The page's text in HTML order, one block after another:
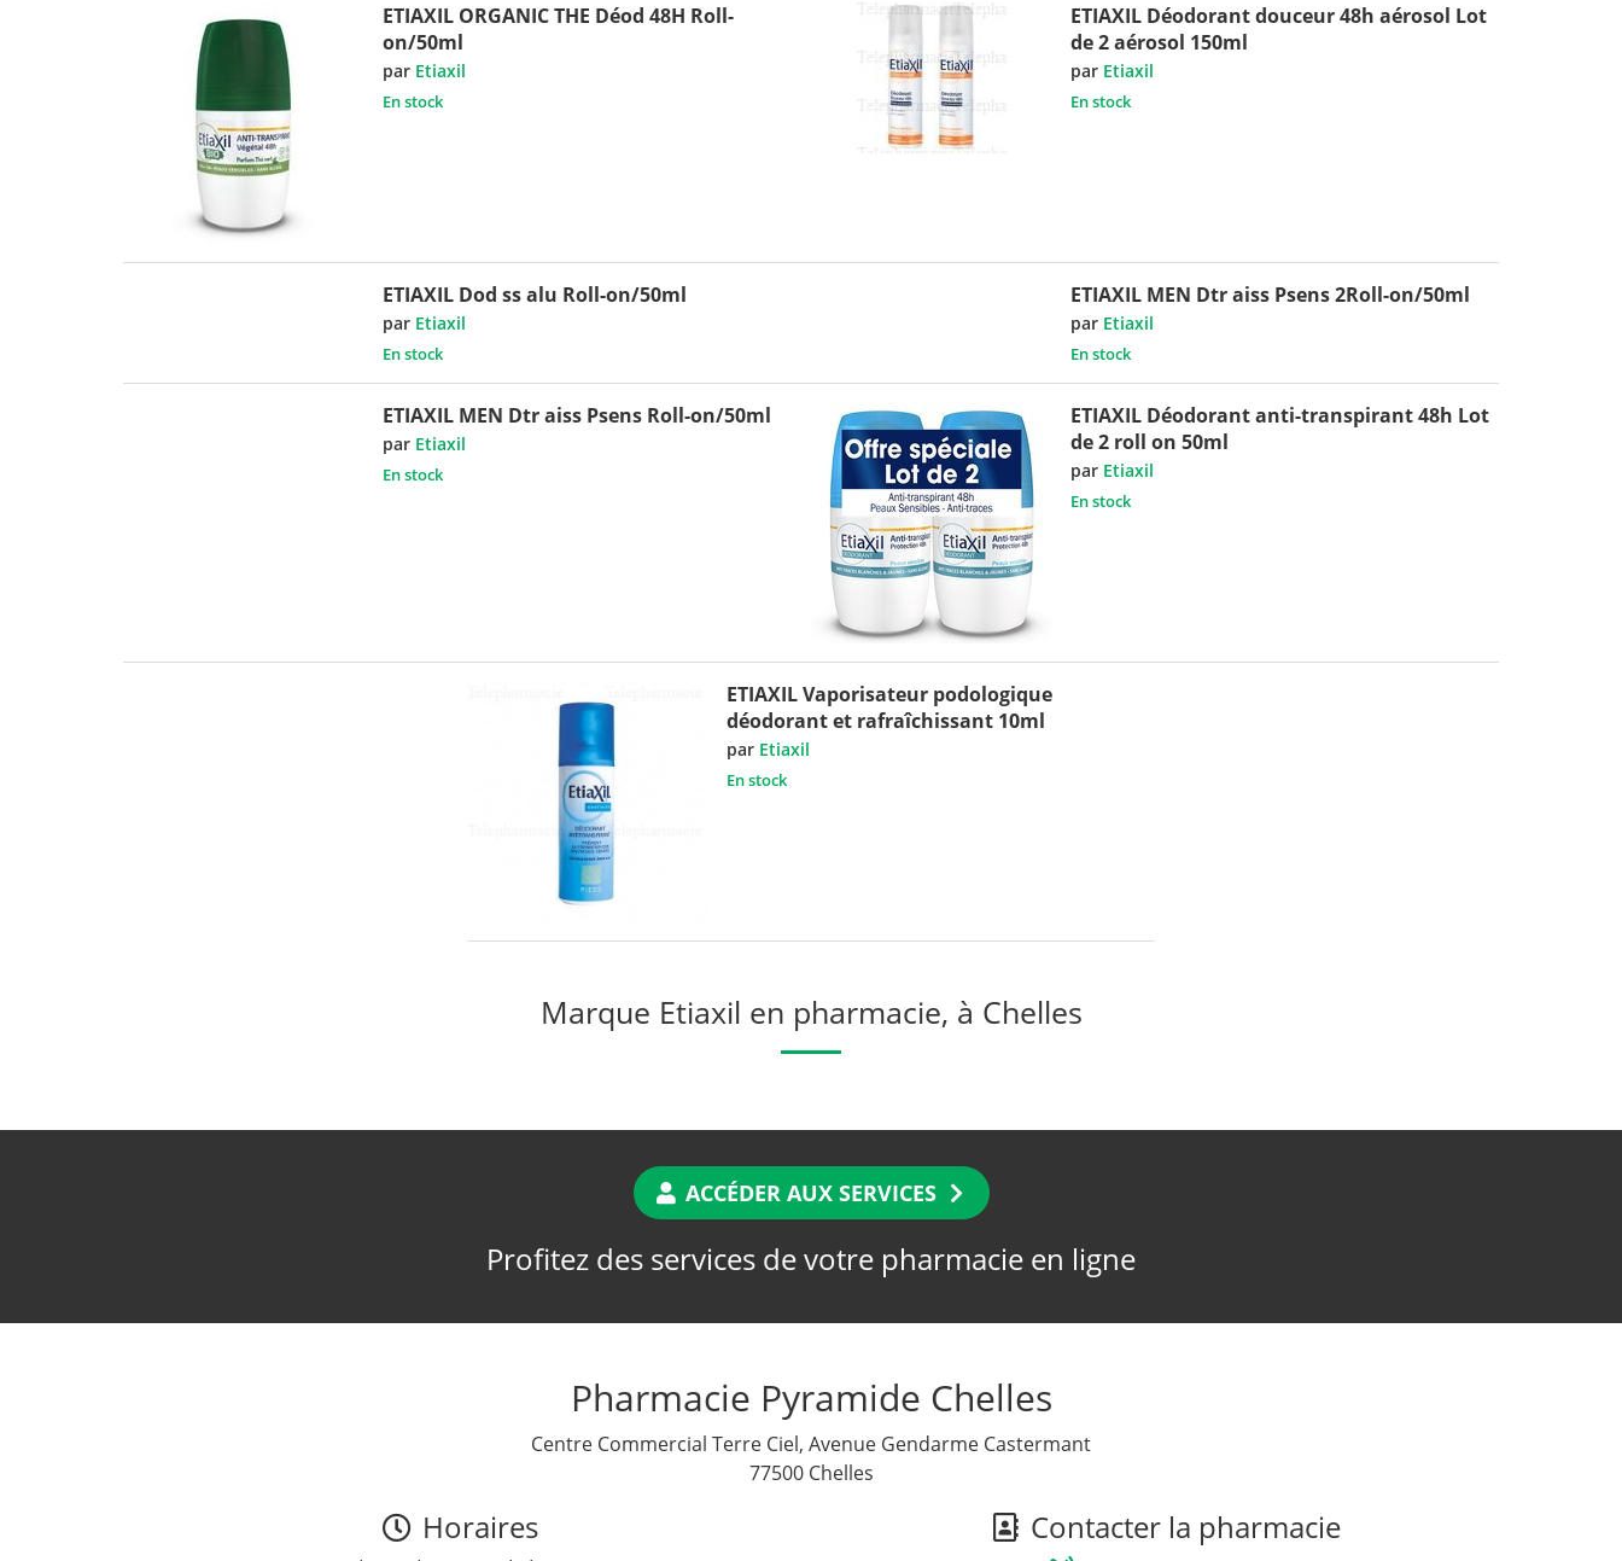
ETIAXIL ORGANIC THE Déod 48H Roll-
on/50ml
par Etiaxil
En stock
ETIAXIL Déodorant douceur 48h aérosol Lot
de 2 aérosol 150ml
par Etiaxil
En stock
ETIAXIL Dod ss alu Roll-on/50ml
par Etiaxil
En stock
ETIAXIL MEN Dtr aiss Psens 2Roll-on/50ml
par Etiaxil
En stock
ETIAXIL MEN Dtr aiss Psens Roll-on/50ml
par Etiaxil
En stock
ETIAXIL Déodorant anti-transpirant 48h Lot
de 2 roll on 50ml
par Etiaxil
En stock
ETIAXIL Vaporisateur podologique
déodorant et rafraîchissant 10ml
par Etiaxil
En stock
Marque Etiaxil en pharmacie, à Chelles
ACCÉDER AUX SERVICES
Profitez des services de votre pharmacie en ligne
Pharmacie Pyramide Chelles
Centre Commercial Terre Ciel, Avenue Gendarme Castermant
77500 Chelles
Horaires Contacter la pharmacie